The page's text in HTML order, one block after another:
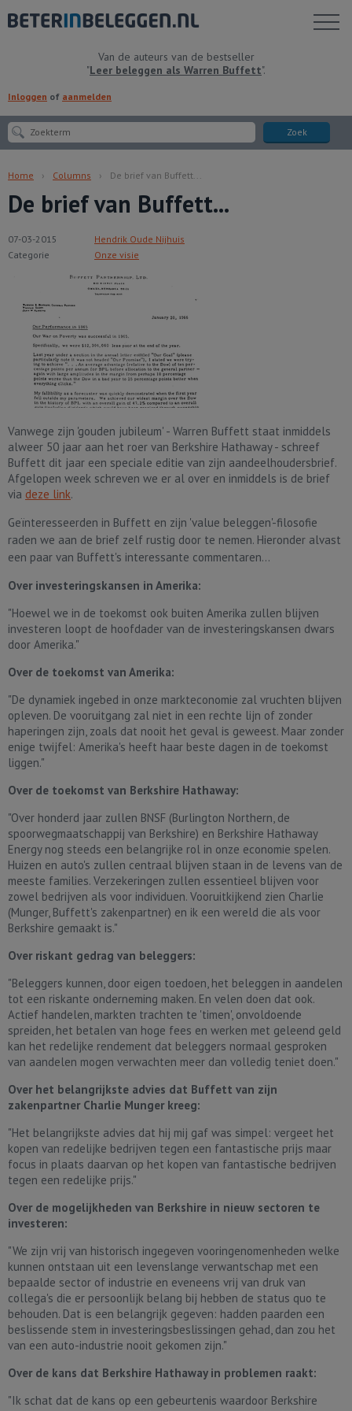
Van de auteurs van de bestseller
"Leer beleggen als Warren Buffett".
Inloggen of aanmelden
Zoek
Toon
Home Columns De brief van Buffett...
De brief van Buffett...
07-03-2015
Hendrik Oude Nijhuis
Categorie
Onze visie
Vanwege zijn 'gouden jubileum' - Warren Buffett staat inmiddels
alweer 50 jaar aan het roer van Berkshire Hathaway - schreef
Buffett dit jaar een speciale editie van zijn aandeelhoudersbrief.
Afgelopen week schreven we er al over en inmiddels is de brief
via deze link.
Geïnteresseerden in Buffett en zijn 'value beleggen'-filosofie
raden we aan de brief zelf rustig door te nemen. Hieronder alvast
een paar van Buffett's interessante commentaren...
Over investeringskansen in Amerika:
"Hoewel we in de toekomst ook buiten Amerika zullen blijven
investeren loopt de hoofdader van de investeringskansen dwars
door Amerika."
Over de toekomst van Amerika:
"De dynamiek ingebed in onze markteconomie zal vruchten blijven
opleven. De vooruitgang zal niet in een rechte lijn of zonder
haperingen zijn, zoals dat nooit het geval is geweest. Maar zonder
enige twijfel: Amerika's heeft haar beste dagen in de toekomst
liggen."
Over de toekomst van Berkshire Hathaway:
"Over honderd jaar zullen BNSF (Burlington Northern, de
spoorwegmaatschappij van Berkshire) en Berkshire Hathaway
Energy nog steeds een belangrijke rol in onze economie spelen.
Huizen en auto's zullen centraal blijven staan in de levens van de
meeste families. Verzekeringen zullen essentieel blijven voor
zowel bedrijven als voor individuen. Vooruitkijkend zien Charlie
(Munger, Buffett's zakenpartner) en ik een wereld die als voor
Berkshire gemaakt is."
Over riskant gedrag van beleggers:
"Beleggers kunnen, door eigen toedoen, het beleggen in aandelen
tot een riskante onderneming maken. En velen doen dat ook.
Actief handelen, markten trachten te 'timen', onvoldoende
spreiden, het betalen van hoge fees en werken met geleend geld
kan het redelijke rendement dat beleggers normaal gesproken
van aandelen mogen verwachten meer dan volledig teniet doen."
Over het belangrijkste advies dat Buffett van zijn
zakenpartner Charlie Munger kreeg:
"Het belangrijkste advies dat hij mij gaf was simpel: vergeet het
kopen van redelijke bedrijven tegen een fantastische prijs maar
focus in plaats daarvan op het kopen van fantastische bedrijven
tegen een redelijke prijs."
Over de mogelijkheden van Berkshire in nieuw sectoren te
investeren:
"We zijn vrij van historisch ingegeven vooringenomenheden welke
kunnen ontstaan uit een levenslange verwantschap met een
bepaalde sector of industrie en eveneens vrij van druk van
collega's die er persoonlijk belang bij hebben de status quo te
behouden. Dat is een belangrijk gegeven: hadden paarden een
beslissende stem in investeringsbeslissingen gehad, dan zou het
van een auto-industrie nooit gekomen zijn."
Over de kans dat Berkshire Hathaway in problemen raakt:
"Ik schat dat de kans op een gebeurtenis waardoor Berkshire